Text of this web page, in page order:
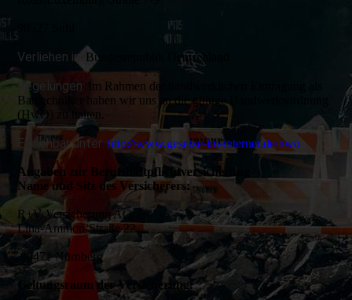
Verliehen in: Bundesrepublik Deutschland
Regelungen:
Im Rahmen der handwerklichen Eintragung als
Bautechniker haben wir uns an die gültige Handwerksordnung
(HwO) zu halten.
Einsehbar unter: http://www.gesetze-im-internet.de/hwo
Angaben zur Berufshaftpflichtversicherung
Name und Sitz des Versicherers:
R+V Versicherung AG
Lina-Ammon-Straße 22
90471 Nürnberg
Geltungsraum der Versicherung: